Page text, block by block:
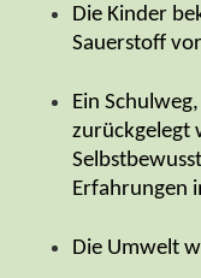
Die Kinder
Sauerstoff
Ein
zurückgelegt
Erfahrungen
Die Umwelt